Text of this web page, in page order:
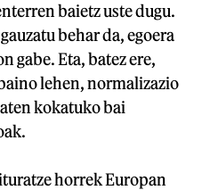
baietz uste dugu.
behar da, egoera
gabe. Eta, batez ere,
lehen, normalizazio
kokatuko bai
horrek Europan